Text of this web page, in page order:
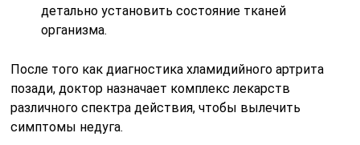
детально установить состояние тканей
организма.
После того как диагностика хламидийного артрита
позади, доктор назначает комплекс лекарств
различного спектра действия, чтобы вылечить
симптомы недуга.